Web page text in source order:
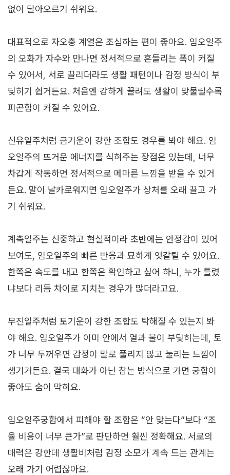
없이 달아오르기 쉬워요.
대표적으로 자오충 계열은 조심하는 편이 좋아요. 임오일주
의 오화가 자수와 만나면 정서적으로 흔들리는 폭이 커질
수 있어서, 서로 끌리더라도 생활 패턴이나 감정 방식이 부
딪히기 쉽거든요. 처음엔 강하게 끌려도 생활이 맞물릴수록
피곤함이 커질 수 있어요.
신유일주처럼 금기운이 강한 조합도 경우를 봐야 해요. 임
오일주의 뜨거운 에너지를 식혀주는 장점은 있는데, 너무
차갑게 작동하면 정서적으로 메마른 느낌을 받을 수 있거
든요. 말이 날카로워지면 임오일주가 상처를 오래 끌고 가
기 쉬워요.
계축일주는 신중하고 현실적이라 초반에는 안정감이 있어
보여도, 임오일주의 빠른 반응과 묘하게 엇갈릴 수 있어요.
한쪽은 속도를 내고 한쪽은 확인하고 싶어 하니, 누가 틀렸
냐보다 리듬 차이로 지치는 경우가 많더라고요.
무진일주처럼 토기운이 강한 조합도 탁해질 수 있는지 봐
야 해요. 임오일주가 이미 안에서 열과 물이 부딪히는데, 토
가 너무 두꺼우면 감정이 말로 풀리지 않고 눌리는 느낌이
생기거든요. 결국 대화가 아닌 참는 방식으로 가면 궁합이
좋아도 숨이 막혀요.
임오일주궁합에서 피해야 할 조합은 “안 맞는다”보다 “조
율 비용이 너무 큰가”로 판단하면 훨씬 정확해요. 서로의
매력은 강한데 생활비처럼 감정 소모가 계속 드는 관계는
오래 가기 어렵잖아요.